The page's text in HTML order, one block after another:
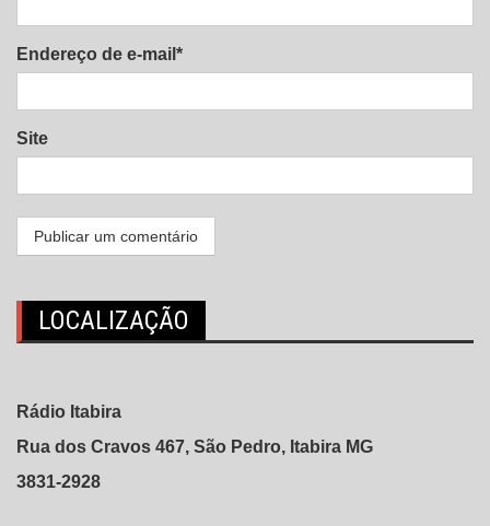
Endereço de e-mail*
Site
LOCALIZAÇÃO
Rádio Itabira
Rua dos Cravos 467, São Pedro, Itabira MG
3831-2928